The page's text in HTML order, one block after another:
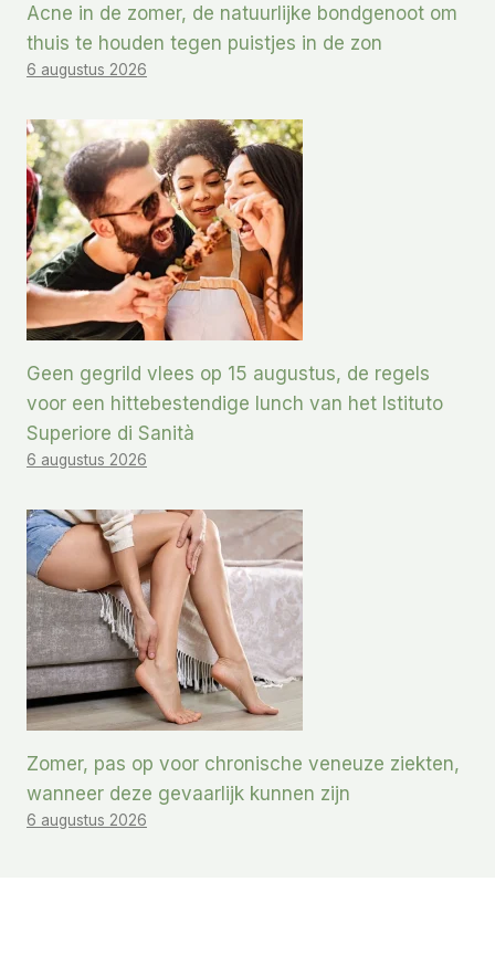
Acne in de zomer, de natuurlijke bondgenoot om
thuis te houden tegen puistjes in de zon
6 augustus 2026
Geen gegrild vlees op 15 augustus, de regels
voor een hittebestendige lunch van het Istituto
Superiore di Sanità
6 augustus 2026
Zomer, pas op voor chronische veneuze ziekten,
wanneer deze gevaarlijk kunnen zijn
6 augustus 2026